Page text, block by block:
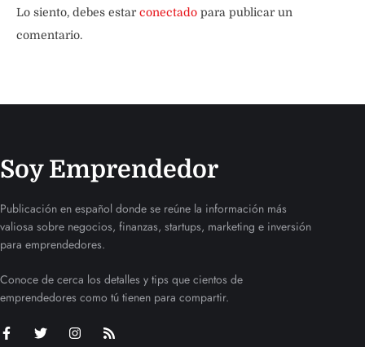
Lo siento, debes estarconectado para publicar un
comentario.
Soy Emprendedor
Publicación en español donde se reúne la información más
valiosa sobre negocios, finanzas, startups, marketing e inversión
para emprendedores.
Conoce de cerca los detalles y tips que cientos de
emprendedores como tú tienen para compartir.